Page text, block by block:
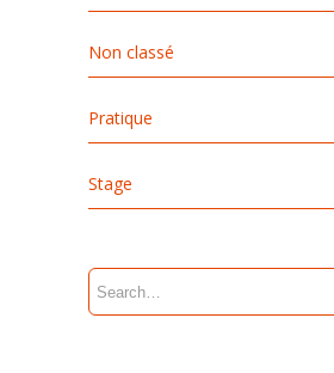
Non classé
Pratique
Stage